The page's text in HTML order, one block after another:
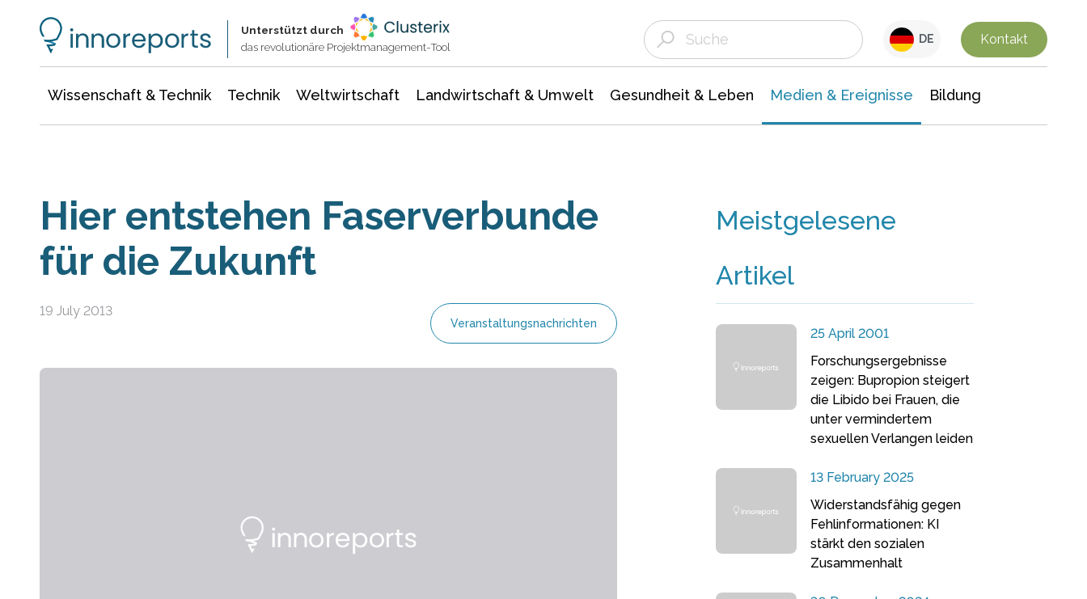
Unterstützt durch
das revolutionäre Projektmanagement-Tool
DE Kontakt
Wissenschaft & Technik Technik Weltwirtschaft Landwirtschaft & Umwelt Gesundheit & Leben Medien & Ereignisse Bildung
Hier entstehen Faserverbunde
für die Zukunft
19 July 2013
Veranstaltungsnachrichten
Meistgelesene
Artikel
25 April 2001
Forschungsergebnisse
zeigen: Bupropion steigert
die Libido bei Frauen, die
unter vermindertem
sexuellen Verlangen leiden
13 February 2025
Widerstandsfähig gegen
Fehlinformationen: KI
stärkt den sozialen
Zusammenhalt